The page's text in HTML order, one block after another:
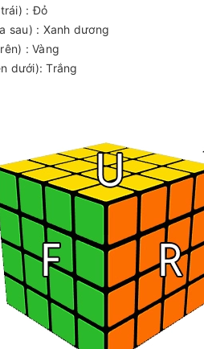
: Đỏ
sau) : Xanh dương
: Vàng
dưới): Trắng